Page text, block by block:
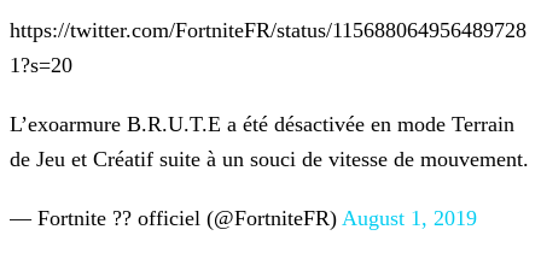
https://twitter.com/FortniteFR/status/115688064956489728
1?s=20
L’exoarmure B.R.U.T.E a été désactivée en mode Terrain
de Jeu et Créatif suite à un souci de vitesse de mouvement.
— Fortnite ?? officiel (@FortniteFR) August 1, 2019